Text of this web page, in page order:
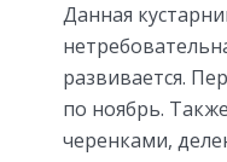
Данная
развивается.
по ноябрь.
черенками,